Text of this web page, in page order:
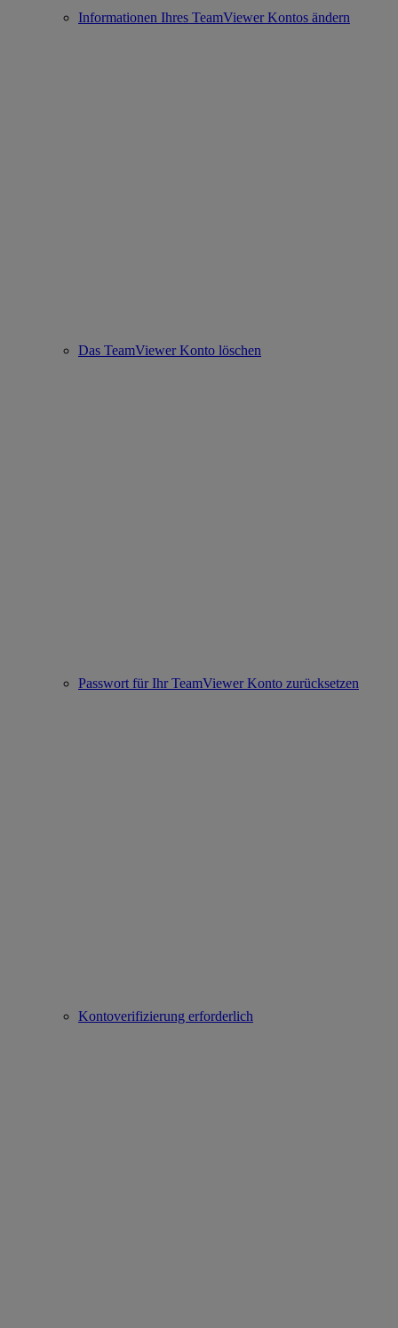
Informationen Ihres TeamViewer Kontos ändern
Das TeamViewer Konto löschen
Passwort für Ihr TeamViewer Konto zurücksetzen
Kontoverifizierung erforderlich